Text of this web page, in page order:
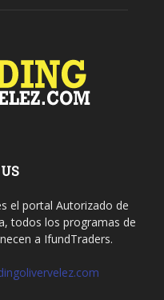
el portal Autorizado de
todos los programas de
a IfundTraders.